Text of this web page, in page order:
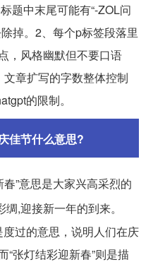
题中末尾可能有“-ZOL问
掉。2、每个p标签段落里
，风格幽默但不要口语
章扩写的字数整体控制
的限制。
佳节什么意思?
”意思是大家兴高采烈的
,迎接新一年的到来。
度过的意思，说明人们在庆
“张灯结彩迎新春”则是描